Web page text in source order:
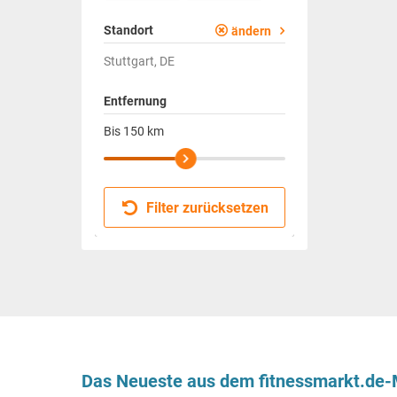
Standort ändern
Stuttgart, DE
Entfernung
Bis 150 km
Filter zurücksetzen
Das Neueste aus dem